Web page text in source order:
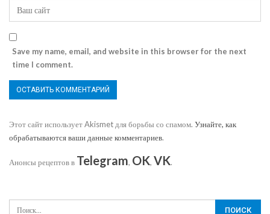
Save my name, email, and website in this browser for the next
time I comment.
Этот сайт использует Akismet для борьбы со спамом. Узнайте, как
обрабатываются ваши данные комментариев.
Анонсы рецептов в Telegram, OK, VK.